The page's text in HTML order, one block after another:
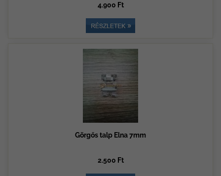
4.900 Ft
Görgős talp Elna 7mm
2.500 Ft